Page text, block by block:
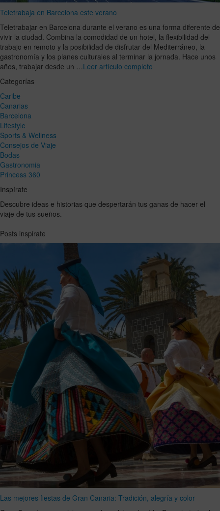
Teletrabaja en Barcelona este verano
Teletrabajar en Barcelona durante el verano es una forma diferente de
vivir la ciudad. Combina la comodidad de un hotel, la flexibilidad del
trabajo en remoto y la posibilidad de disfrutar del Mediterráneo, la
gastronomía y los planes culturales al terminar la jornada. Hace unos
años, trabajar desde un …Leer artículo completo
Categorías
Caribe
Canarias
Barcelona
Lifestyle
Sports & Wellness
Consejos de Viaje
Bodas
Gastronomia
Princess 360
Inspírate
Descubre ideas e historias que despertarán tus ganas de hacer el
viaje de tus sueños.
Posts inspirate
Las mejores fiestas de Gran Canaria: Tradición, alegría y color